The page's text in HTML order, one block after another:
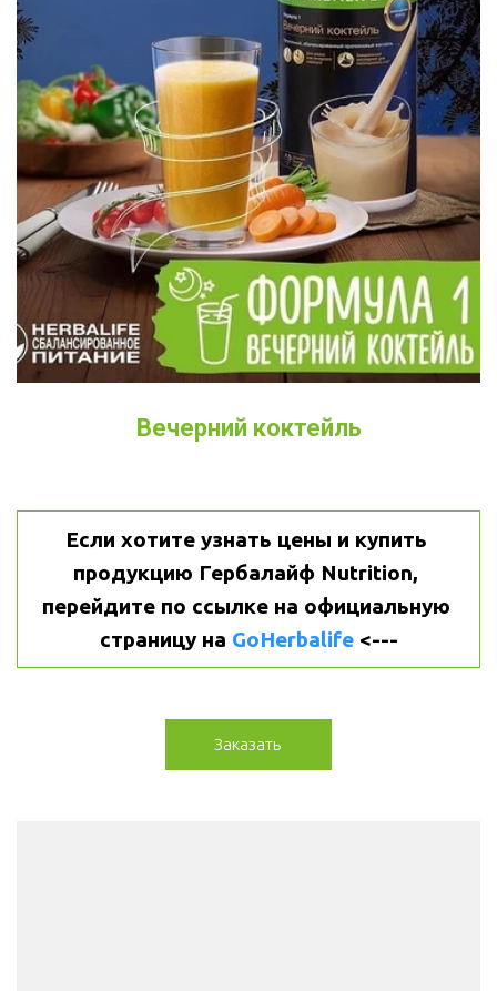
Вечерний коктейль
Если хотите узнать цены и купить
продукцию Гербалайф Nutrition,
перейдите по ссылке на официальную
страницу на GoHerbalife <---
Заказать